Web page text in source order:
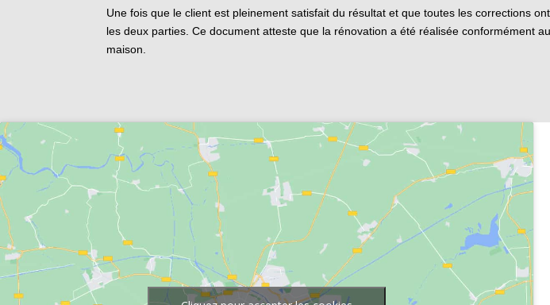
Une fois que le client est pleinement satisfait du résultat et que toutes les corrections
les deux parties. Ce document atteste que la rénovation a été réalisée conformément
maison.